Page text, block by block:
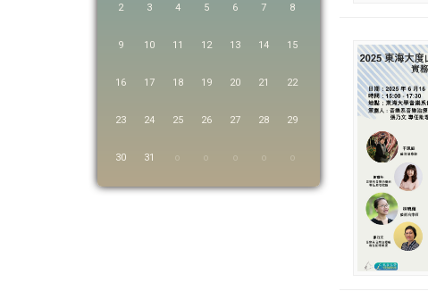
2 3 4 5 6 7 8
9 10 11 12 13 14 15
16 17 18 19 20 21 22
23 24 25 26 27 28 29
30 31